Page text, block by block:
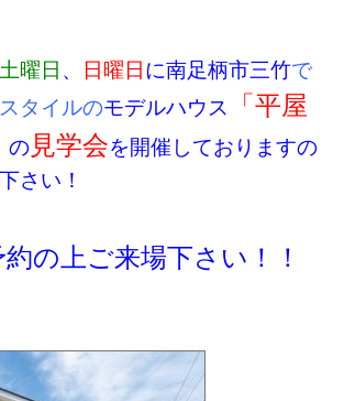
土曜日 、 日曜日 に南足柄市三竹で
タイルのモデルハウス
「平屋
の 見学会を開催しておりますの
さい！
の上ご来場下さい！！